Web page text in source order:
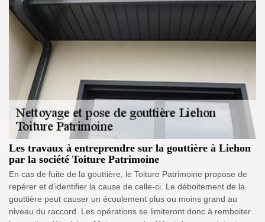
Les travaux à entreprendre sur la gouttière à Liehon
par la société Toiture Patrimoine
En cas de fuite de la gouttière, le Toiture Patrimoine propose de
repérer et d’identifier la cause de celle-ci. Le déboitement de la
gouttière peut causer un écoulement plus ou moins grand au
niveau du raccord. Les opérations se limiteront donc à remboiter